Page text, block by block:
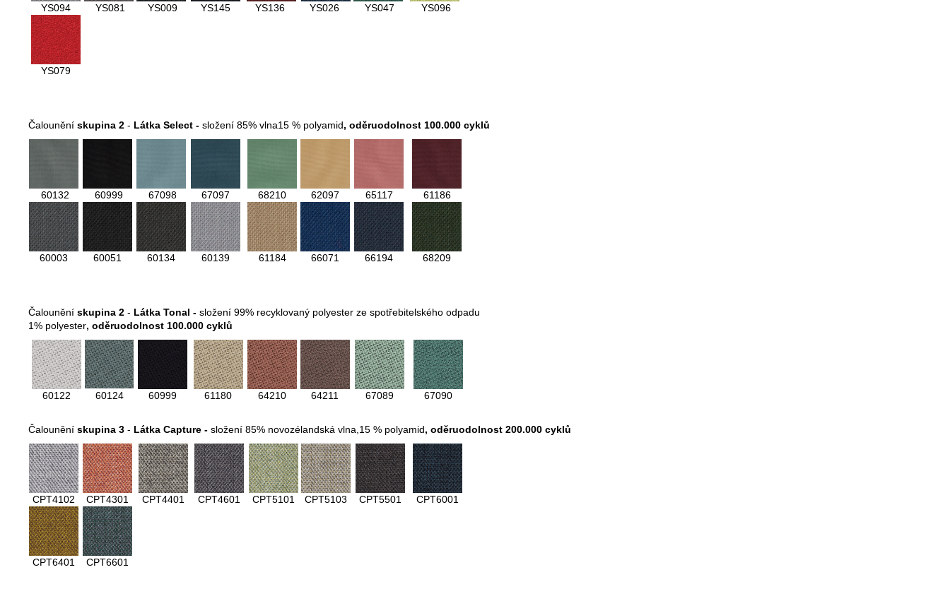
YS094 YS081 YS009 YS145 YS136 YS026 YS047 YS096
YS079
Čalounění skupina 2 - Látka Select - složení 85% vlna15 % polyamid, oděruodolnost 100.000 cyklů
60132 60999 67098 67097 68210 62097 65117 61186
60003 60051 60134 60139 61184 66071 66194 68209
Čalounění skupina 2 - Látka Tonal - složení 99% recyklovaný polyester ze spotřebitelského odpadu
1% polyester, oděruodolnost 100.000 cyklů
60122 60124 60999 61180 64210 64211 67089 67090
Čalounění skupina 3 - Látka Capture - složení 85% novozélandská vlna,15 % polyamid, oděruodolnost 200.000 cyklů
CPT4102 CPT4301 CPT4401 CPT4601 CPT5101 CPT5103 CPT5501 CPT6001
CPT6401 CPT6601